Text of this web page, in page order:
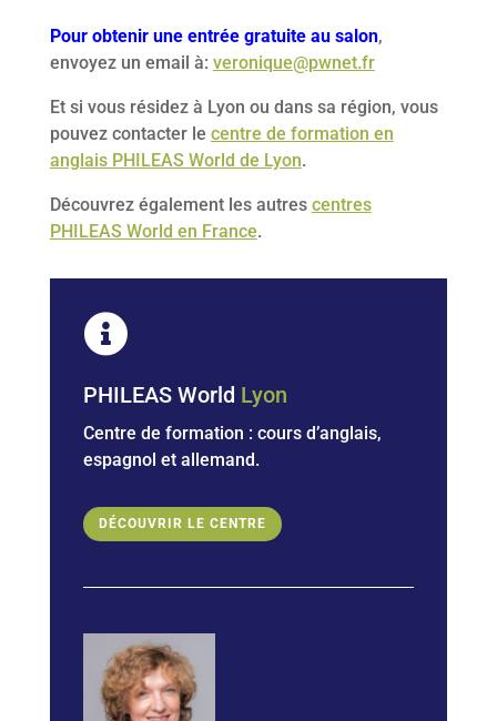
Pour obtenir une entrée gratuite au salon,
envoyez un email à: veronique@pwnet.fr
Et si vous résidez à Lyon ou dans sa région, vous
pouvez contacter le centre de formation en
anglais PHILEAS World de Lyon.
Découvrez également les autres centres
PHILEAS World en France.

PHILEAS World Lyon
Centre de formation : cours d’anglais,
espagnol et allemand.
DÉCOUVRIR LE CENTRE